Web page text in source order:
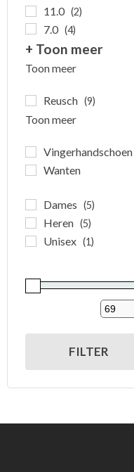
11.0 (2)
7.0 (4)
+ Toon meer
Toon meer
Reusch (9)
Toon meer
Vingerhandschoen
Wanten
Dames (5)
Heren (5)
Unisex (1)
FILTER